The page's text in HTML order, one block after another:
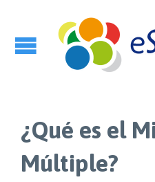
¿Qué es el
Múltiple?